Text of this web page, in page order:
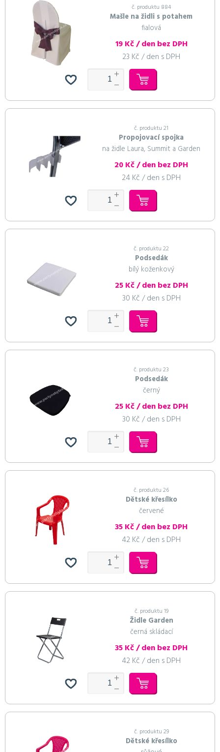
č. produktu 884
Mašle na židli s potahem
fialová
19 Kč / den bez DPH
23 Kč / den s DPH
č. produktu 21
Propojovací spojka
na židle Laura, Summit a Garden
20 Kč / den bez DPH
24 Kč / den s DPH
č. produktu 22
Podsedák
bílý koženkový
25 Kč / den bez DPH
30 Kč / den s DPH
č. produktu 23
Podsedák
černý
25 Kč / den bez DPH
30 Kč / den s DPH
č. produktu 26
Dětské křesílko
červené
35 Kč / den bez DPH
42 Kč / den s DPH
č. produktu 19
Židle Garden
černá skládací
35 Kč / den bez DPH
42 Kč / den s DPH
č. produktu 29
Dětské křesílko